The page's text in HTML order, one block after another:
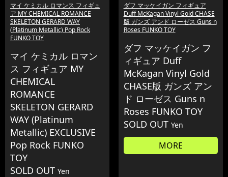
マイ ケミカル ロマンス フィギュ
ア MY CHEMICAL ROMANCE
SKELETON GERARD WAY
(Platinum Metallic) Pop Rock
FUNKO TOY
マイ ケミカル ロマン
ス フィギュア MY
CHEMICAL
ROMANCE
SKELETON GERARD
WAY (Platinum
Metallic) EXCLUSIVE
Pop Rock FUNKO
TOY
SOLD OUT Yen
ダフ マッケイガン フィギュア
Duff McKagan Vinyl Gold CHASE
版 ガンズ アンド ローゼス Guns n
Roses FUNKO TOY
ダフ マッケイガン フ
ィギュア Duff
McKagan Vinyl Gold
CHASE版 ガンズ アン
ド ローゼス Guns n
Roses FUNKO TOY
SOLD OUT Yen
MORE